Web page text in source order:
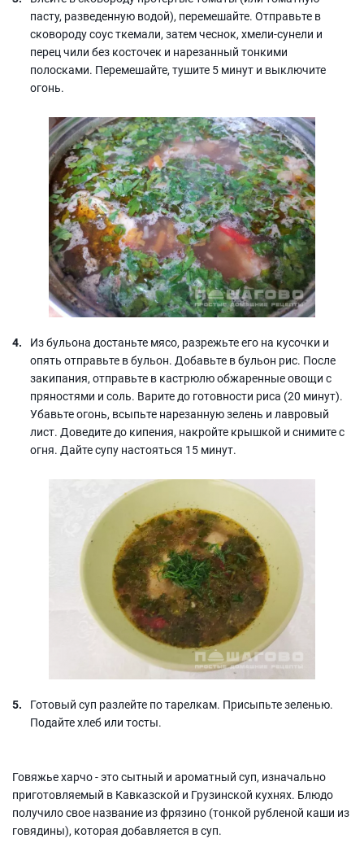
пасту, разведенную водой), перемешайте. Отправьте в
сковороду соус ткемали, затем чеснок, хмели-сунели и
перец чили без косточек и нарезанный тонкими
полосками. Перемешайте, тушите 5 минут и выключите
огонь.
Из бульона достаньте мясо, разрежьте его на кусочки и
опять отправьте в бульон. Добавьте в бульон рис. После
закипания, отправьте в кастрюлю обжаренные овощи с
пряностями и соль. Варите до готовности риса (20 минут).
Убавьте огонь, всыпьте нарезанную зелень и лавровый
лист. Доведите до кипения, накройте крышкой и снимите с
огня. Дайте супу настояться 15 минут.
Готовый суп разлейте по тарелкам. Присыпьте зеленью.
Подайте хлеб или тосты.
Говяжье харчо - это сытный и ароматный суп, изначально
приготовляемый в Кавказской и Грузинской кухнях. Блюдо
получило свое название из фрязино (тонкой рубленой каши из
говядины), которая добавляется в суп.